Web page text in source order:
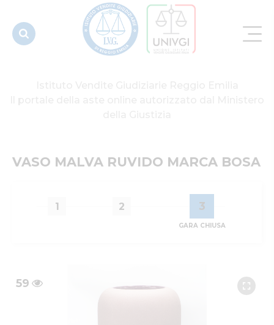
VASO MALVA RUVIDO MARCA BOSA
1 2 3
GARA CHIUSA
59